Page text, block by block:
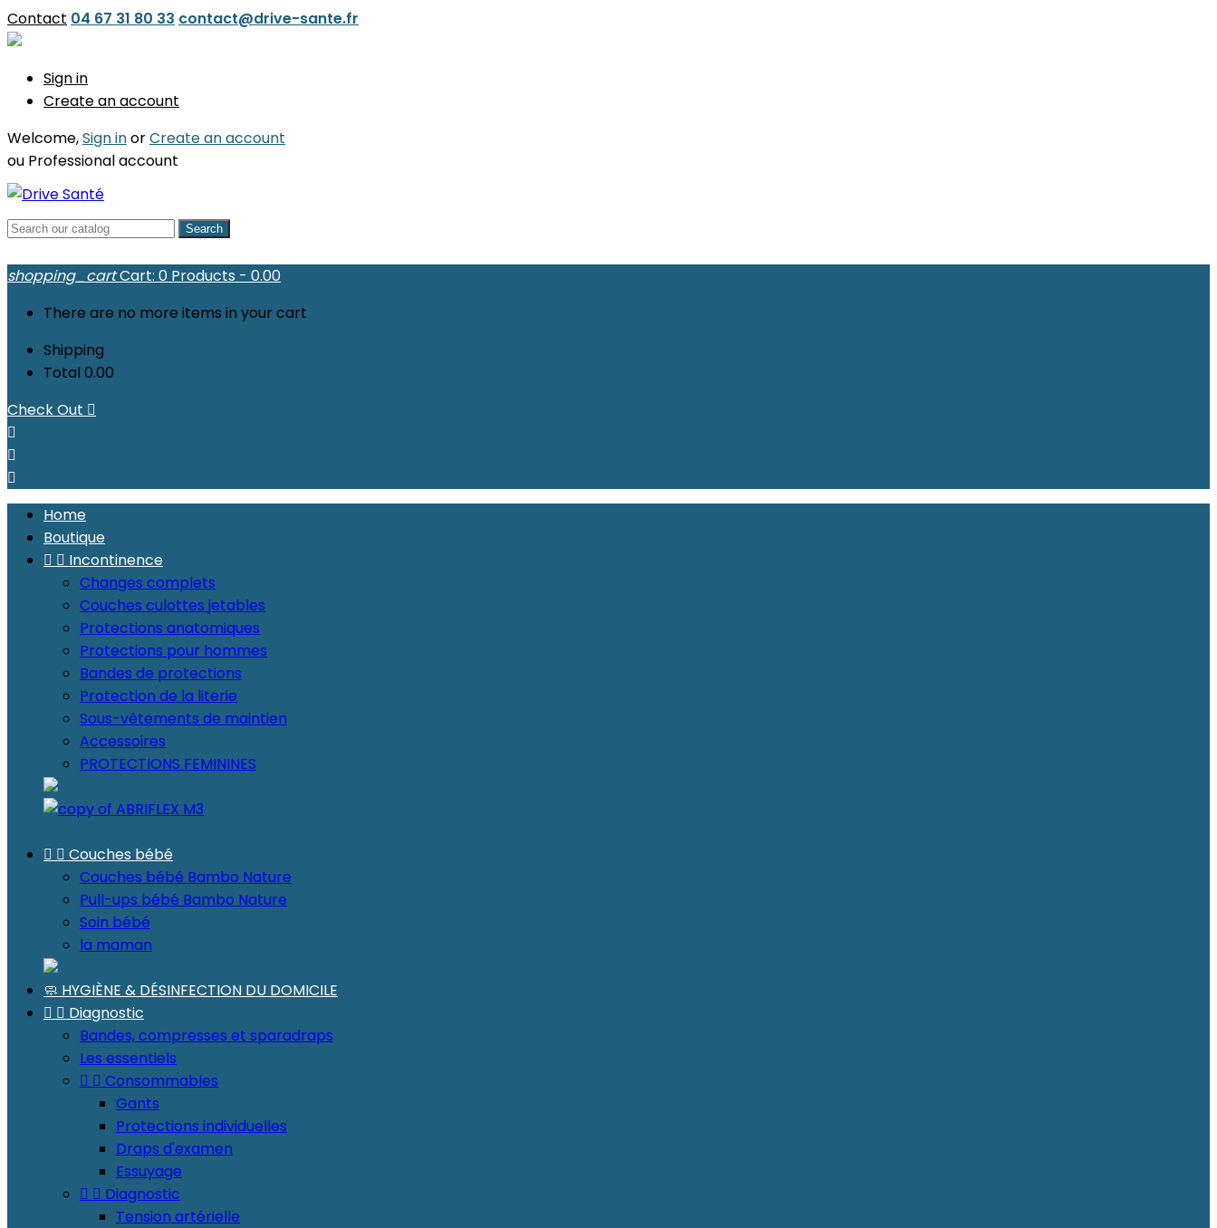
Contact 04 67 31 80 33 contact@drive-sante.fr
Sign in
Create an account
Welcome,Sign inorCreate an account
ou Professional account
Search
shopping_cartCart: 0 Products - 0.00
There are no more items in your cart
Shipping
Total 0.00
Check Out 



Home
Boutique
  Incontinence
Changes complets
Couches culottes jetables
Protections anatomiques
Protections pour hommes
Bandes de protections
Protection de la literie
Sous-vêtements de maintien
Accessoires
PROTECTIONS FEMININES
  Couches bébé
Couches bébé Bambo Nature
Pull-ups bébé Bambo Nature
Soin bébé
la maman
🧼 HYGIÈNE & DÉSINFECTION DU DOMICILE
  Diagnostic
Bandes, compresses et sparadraps
Les essentiels
  Consommables
Gants
Protections individuelles
Draps d'examen
Essuyage
  Diagnostic
Tension artérielle